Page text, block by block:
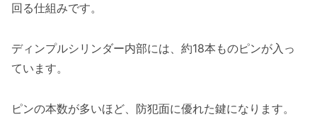
回る仕組みです。
ディンプルシリンダー内部には、約18本ものピンが入っ
ています。
ピンの本数が多いほど、防犯面に優れた鍵になります。